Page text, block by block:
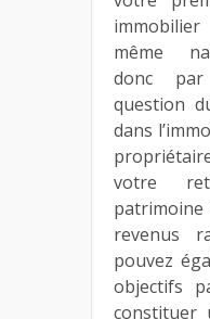
même
donc
question
dans
votre
revenus
pouvez
objectifs
constituer